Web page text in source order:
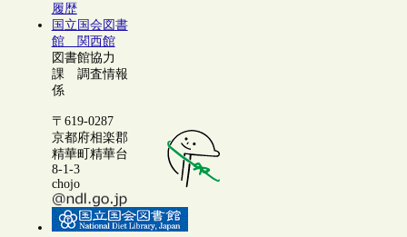
履歴
国立国会図書
館 関西館
図書館協力
課 調査情報
係
〒619-0287
京都府相楽郡
精華町精華台
8-1-3
chojo